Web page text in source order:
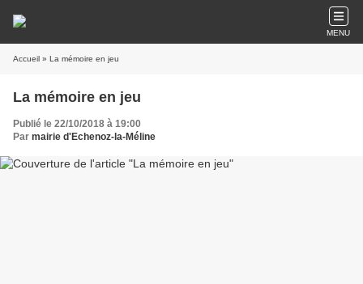
MENU
Accueil » La mémoire en jeu
La mémoire en jeu
Publié le 22/10/2018 à 19:00
Par mairie d'Echenoz-la-Méline